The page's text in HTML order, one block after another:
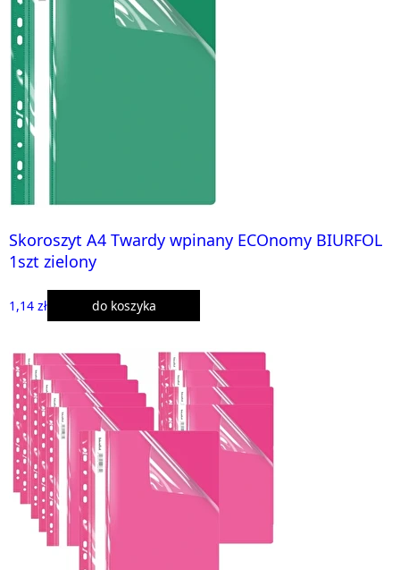
Skoroszyt A4 Twardy wpinany ECOnomy BIURFOL
1szt zielony
1,14 zł do koszyka